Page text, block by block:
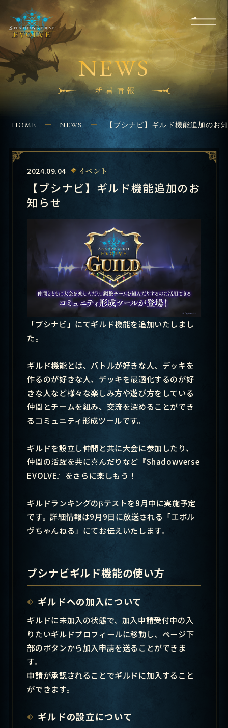
Q&A
SHOPS
CONTACT
NEWS
新着情報
HOME NEWS 【ブシナビ】ギルド機能追加のお
2024.09.04 イベント
【ブシナビ】ギルド機能追加のお
知らせ
「ブシナビ」にてギルド機能を追加いたしまし
た。
ギルド機能とは、バトルが好きな人、デッキを
作るのが好きな人、デッキを最適化するのが好
きな人など様々な楽しみ方や遊び方をしている
仲間とチームを組み、交流を深めることができ
るコミュニティ形成ツールです。
ギルドを設立し仲間と共に大会に参加したり、
仲間の活躍を共に喜んだりなど『Shadowverse
EVOLVE』をさらに楽しもう！
ギルドランキングのβテストを9月中に実施予定
です。詳細情報は9月9日に放送される「エボル
ヴちゃんねる」にてお伝えいたします。
ブシナビギルド機能の使い方
ギルドへの加入について
ギルドに未加入の状態で、加入申請受付中の入
りたいギルドプロフィールに移動し、ページ下
部のボタンから加入申請を送ることができま
す。
申請が承認されることでギルドに加入すること
ができます。
ギルドの設立について